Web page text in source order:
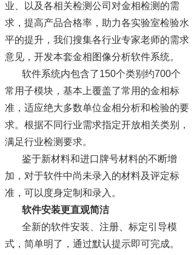
业、以及各相关检测公司对金相检测的需
求，提高产品合格率，助力各实验室检验水
平的提升，我们搜集各行业专家老师的需求
意见，开发本套金相图像分析软件系统。
软件系统内包含了150个类别约700个
常用子模块，基本上覆盖了常用的金相标
准，适应绝大多数单位金相分析和检验的要
求。根据不同行业需求指定开放相关类别，
满足行业检测要求。
鉴于新材料和进口牌号材料的不断增
加，对于软件中尚未录入的材料及评定标
准，可以度身定制和录入。
软件安装更直观简洁
全新的软件安装、注册、标定引导模
式，简单明了，通过默认提示即可完成。